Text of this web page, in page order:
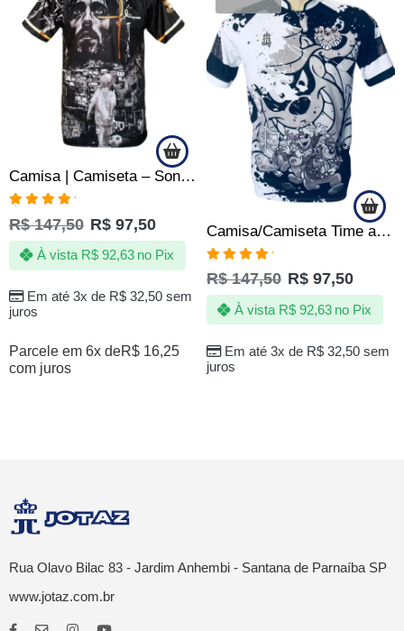
Camisa | Camiseta – Sonho da Quebrada – Peneira de Futebol
Avaliação
5.00de 5
R$147,50 R$ 97,50
Em até 3x de R$32,50sem
juros
À vista R$92,63 no Pix
Parcele em 6x deR$ 16,25
com juros
VENDIDOS
Camisa/Camiseta Time amador – Quebrada NQT – Irmão metralha
Avaliação
5.00de 5
R$147,50 R$ 97,50
Em até 3x de R$32,50sem
juros
À vista R$92,63 no Pix
Rua Olavo Bilac 83 - Jardim Anhembi - Santana de Parnaíba SP
www.jotaz.com.br